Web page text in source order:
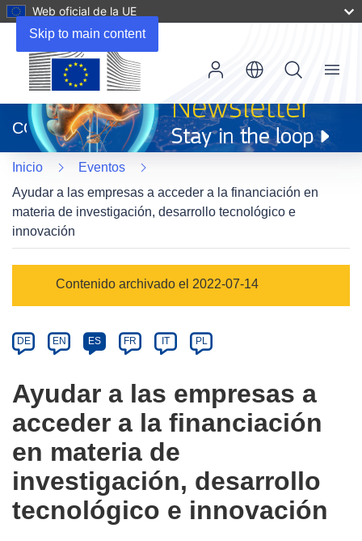
Skip to main content
Web oficial de la UE
abrirá
en
una
nueva
ventana)
CORDIS
Menu
Inicio
Eventos
Ayudar a las empresas a acceder a la financiación en
materia de investigación, desarrollo tecnológico e
innovación
category
Contenido archivado el 2022-07-14
Article
available
the
following
languages:
DE EN ES FR IT PL
Ayudar a las empresas a
acceder a la financiación
en materia de
investigación, desarrollo
tecnológico e innovación